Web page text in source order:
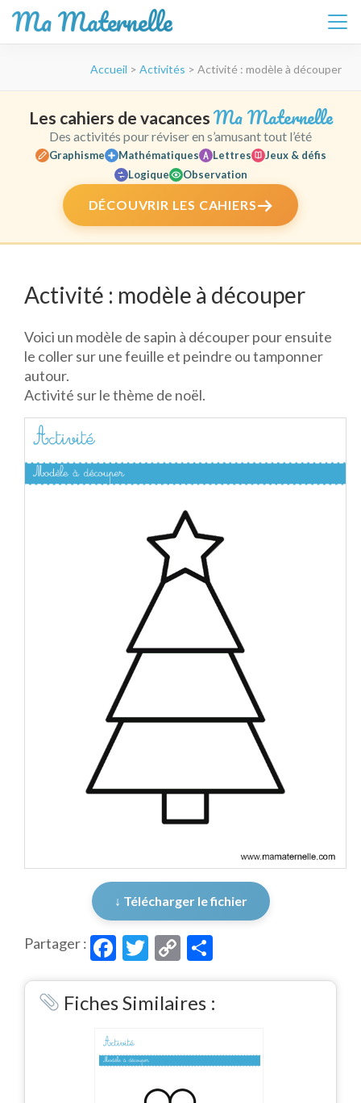
Ma Maternelle
(Pressez
Entrée)
Accueil > Activités > Activité : modèle à découper
Les cahiers de vacances Ma Maternelle
Des activités pour réviser en s’amusant tout l’été
Graphisme Mathématiques Lettres
Jeux & défis
Logique
Observation
DÉCOUVRIR LES CAHIERS
Activité : modèle à découper
Voici un modèle de sapin à découper pour ensuite
le coller sur une feuille et peindre ou tamponner
autour.
Activité sur le thème de noël.
↓ Télécharger le fichier
Partager : Facebook
Twitter
Copy
Link
Fiches Similaires :